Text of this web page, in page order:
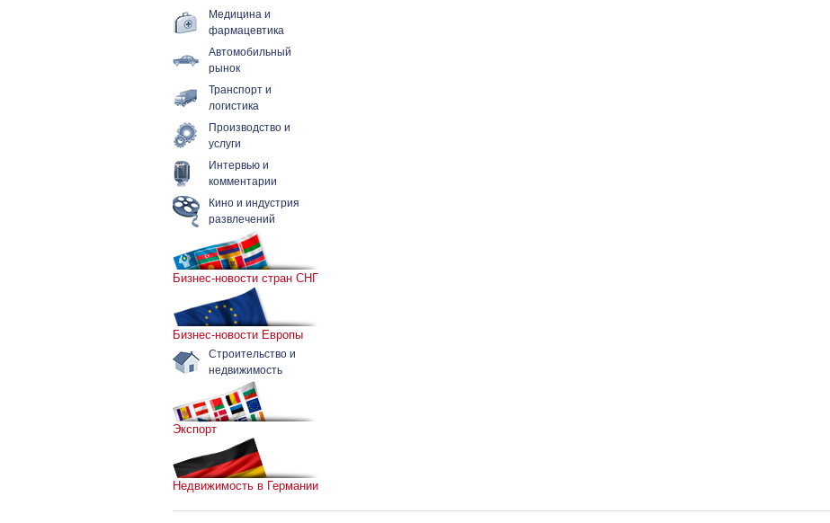
Медицина и
фармацевтика
Автомобильный
рынок
Транспорт и
логистика
Производство и
услуги
Интервью и
комментарии
Кино и индустрия
развлечений
Бизнес-новости стран СНГ
Бизнес-новости Европы
Строительство и
недвижимость
Экспорт
Недвижимость в Германии